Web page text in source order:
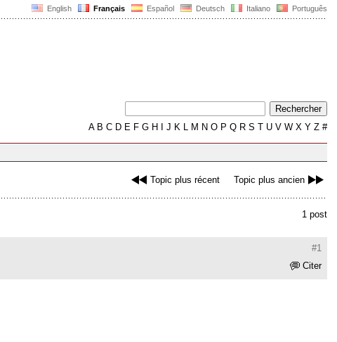
English Français Español Deutsch Italiano Português
AB C D E F G H J K L M N O P Q R S T U V W X Y Z #
Topic plus récent Topic plus ancien
1 post
#1
Citer